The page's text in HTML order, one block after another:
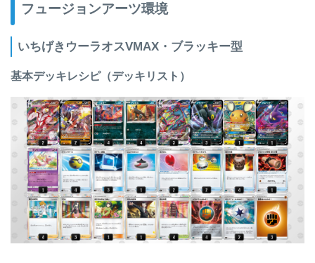
フュージョンアーツ環境
いちげきウーラオスVMAX・ブラッキー型
基本デッキレシピ（デッキリスト）